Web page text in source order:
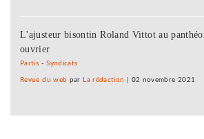
L'ajusteur bisontin Roland Vittot au
ouvrier
Partis -Syndicats
Revue du web par La rédaction 02 novembre 2021